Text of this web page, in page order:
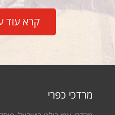
קרא עוד
מרדכי כפרי